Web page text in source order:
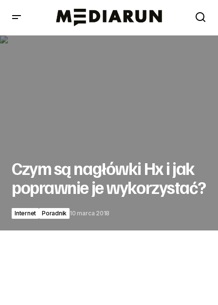
Czym są nagłówki Hx i jak
poprawnie je wykorzystać?
Internet Poradnik 10 marca 2018